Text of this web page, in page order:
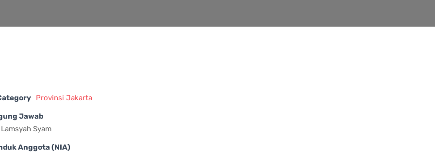
Provinsi Jakarta
Jawab
Syam
Anggota (NIA)